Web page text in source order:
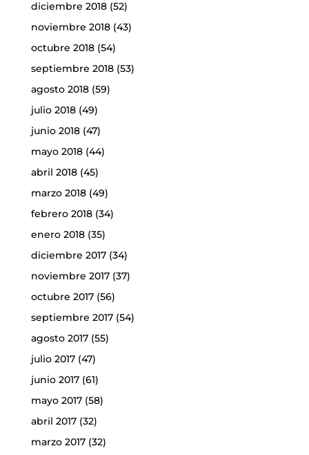
diciembre 2018(52)
noviembre 2018(43)
octubre 2018(54)
septiembre 2018(53)
agosto 2018(59)
julio 2018(49)
junio 2018(47)
mayo 2018(44)
abril 2018(45)
marzo 2018(49)
febrero 2018(34)
enero 2018(35)
diciembre 2017(34)
noviembre 2017(37)
octubre 2017(56)
septiembre 2017(54)
agosto 2017(55)
julio 2017(47)
junio 2017(61)
mayo 2017(58)
abril 2017(32)
marzo 2017(32)